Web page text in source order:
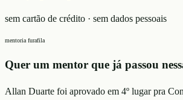
sem cartão de crédito · sem dados pessoais
mentoria furafila
Quer um mentor que já passou
Allan Duarte foi aprovado em 4º lugar pra